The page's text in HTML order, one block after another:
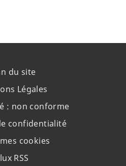
du site
Légales
: non conforme
confidentialité
cookies
RSS